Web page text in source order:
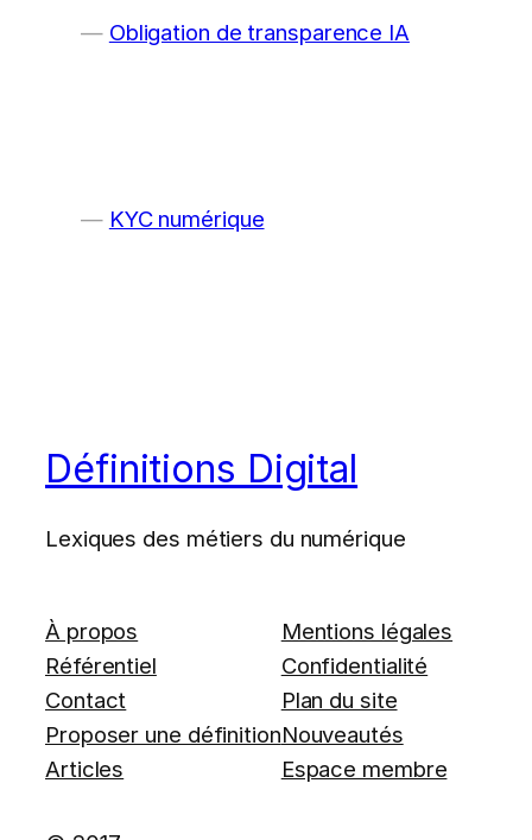
Obligation de transparence IA
KYC numérique
Définitions Digital
Lexiques des métiers du numérique
À propos
Référentiel
Contact
Proposer une définition
Articles
Mentions légales
Confidentialité
Plan du site
Nouveautés
Espace membre